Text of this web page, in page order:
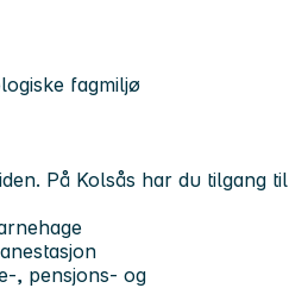
fagmiljø
På Kolsås har du tilgang til
, pensjons- og